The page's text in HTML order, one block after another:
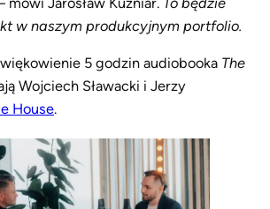
w naszym produkcyjnym portfolio.
5 godzin audiobooka The
Wojciech Sławacki i Jerzy
House.